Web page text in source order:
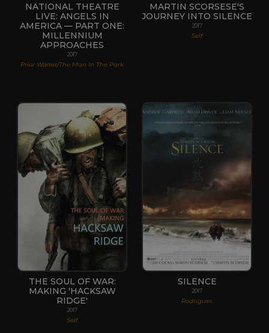
NATIONAL THEATRE
LIVE: ANGELS IN
AMERICA — PART ONE:
MILLENNIUM
APPROACHES
2017
Prior Walter/The Man In The Park
MARTIN SCORSESE'S
JOURNEY INTO SILENCE
2017
Self
THE SOUL OF WAR:
MAKING 'HACKSAW
RIDGE'
2017
Self
SILENCE
2017
Rodrigues